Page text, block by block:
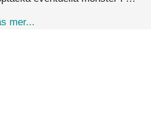
mer...